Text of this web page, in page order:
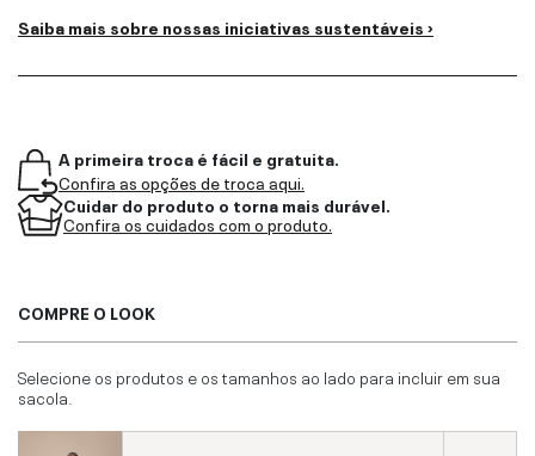
Saiba mais sobre nossas iniciativas sustentáveis ›
A primeira troca é fácil e gratuita.
Confira as opções de troca aqui.
Cuidar do produto o torna mais durável.
Confira os cuidados com o produto.
COMPRE O LOOK
Selecione os produtos e os tamanhos ao lado para incluir em sua
sacola.